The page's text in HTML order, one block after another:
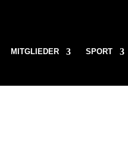
MITGLIEDER SPORT